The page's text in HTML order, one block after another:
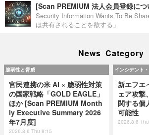
[Scan PREMIUM 法人会員登録につ
Security Information Wants To Be
は共有されることを欲する」
News Category
脆弱性と脅威
官民連携の米 AI × 脆弱性対策
の国家戦略「GOLD EAGLE」
ほか [Scan PREMIUM Month
ly Executive Summary 2026
年7月度]
2026.8.6 Thu 8:15
インシデント
新エフエ
ェア攻撃
関する個
可能性
2026.8.6